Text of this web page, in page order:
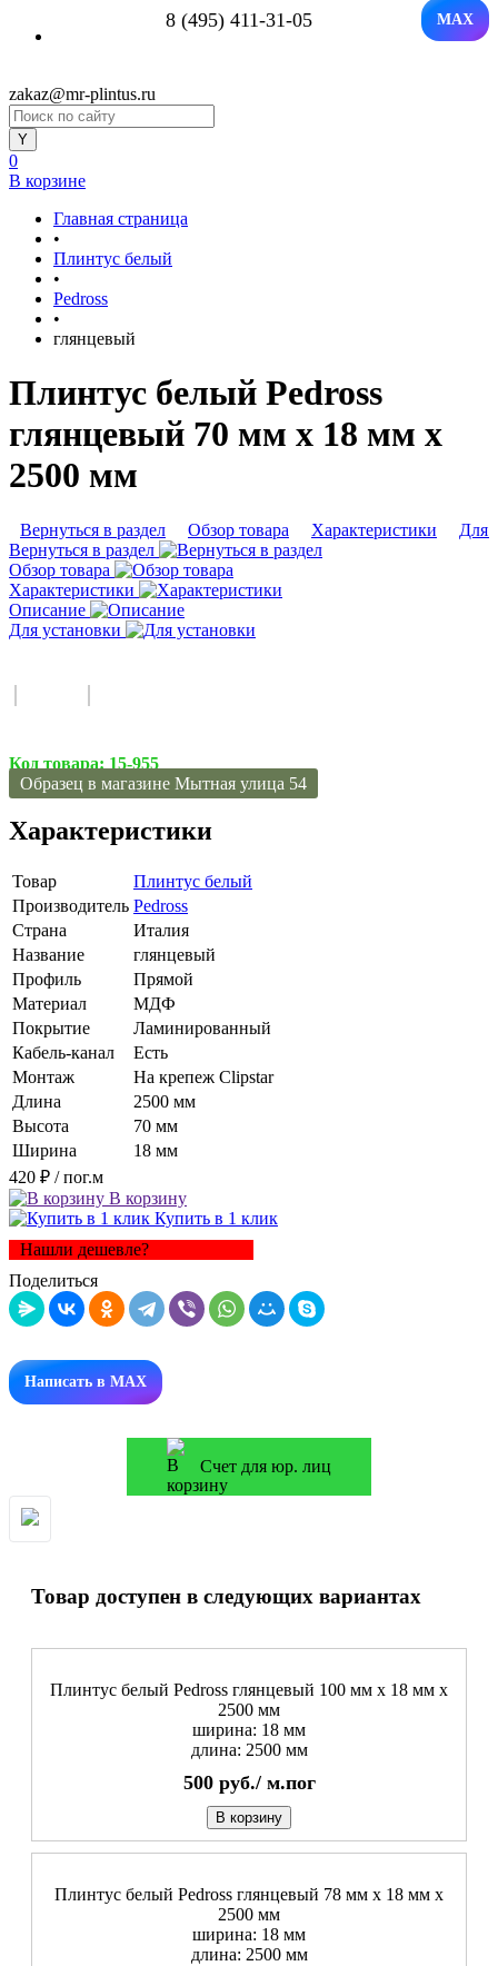
8 (495) 411-31-05 MAX
zakaz@mr-plintus.ru
0
В корзине
Главная страница
•
Плинтус белый
•
Pedross
•
глянцевый
Плинтус белый Pedross
глянцевый 70 мм х 18 мм х
2500 мм
Вернуться в раздел Обзор товара Характеристики
Для
Вернуться в раздел
Обзор товара
Характеристики
Описание
Для установки
Код товара: 15-955
Образец в магазине Мытная улица 54
Характеристики
Товар
Плинтус белый
Производитель Pedross
Страна
Италия
Название
глянцевый
Профиль
Прямой
Материал
МДФ
Покрытие
Ламинированный
Кабель-канал
Есть
Монтаж
На крепеж Clipstar
Длина
2500 мм
Высота
70 мм
Ширина
18 мм
420 ₽ / пог.м
В корзину
Купить в 1 клик
Нашли дешевле?
Поделиться
Написать в MAX
Счет для юр. лиц
Товар доступен в следующих вариантах
Плинтус белый Pedross глянцевый 100 мм х 18 мм х
2500 мм
ширина: 18 мм
длина: 2500 мм
500 руб./ м.пог
В корзину
Плинтус белый Pedross глянцевый 78 мм х 18 мм х
2500 мм
ширина: 18 мм
длина: 2500 мм